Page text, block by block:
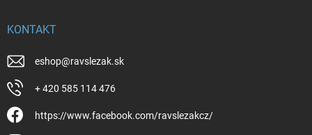
KONTAKT
eshop@ravslezak.sk
+ 420 585 114 476
https://www.facebook.com/ravslezakcz/